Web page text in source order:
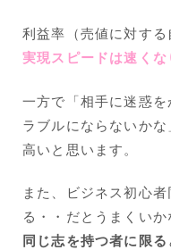
利益率（売値に対する
実現スピードは速くな
一方で「相手に迷惑
ラブルにならないか
高いと思います。
また、ビジネス初心
る・・だとうまくいか
同じ志を持つ者に限る